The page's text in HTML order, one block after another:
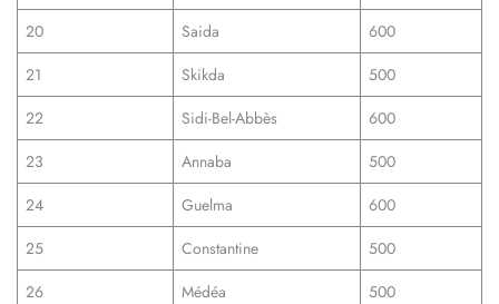
20
Saida
600
21
Skikda
500
22
Sidi-Bel-Abbès
600
23
Annaba
500
24
Guelma
600
25
Constantine
500
26
Médéa
500